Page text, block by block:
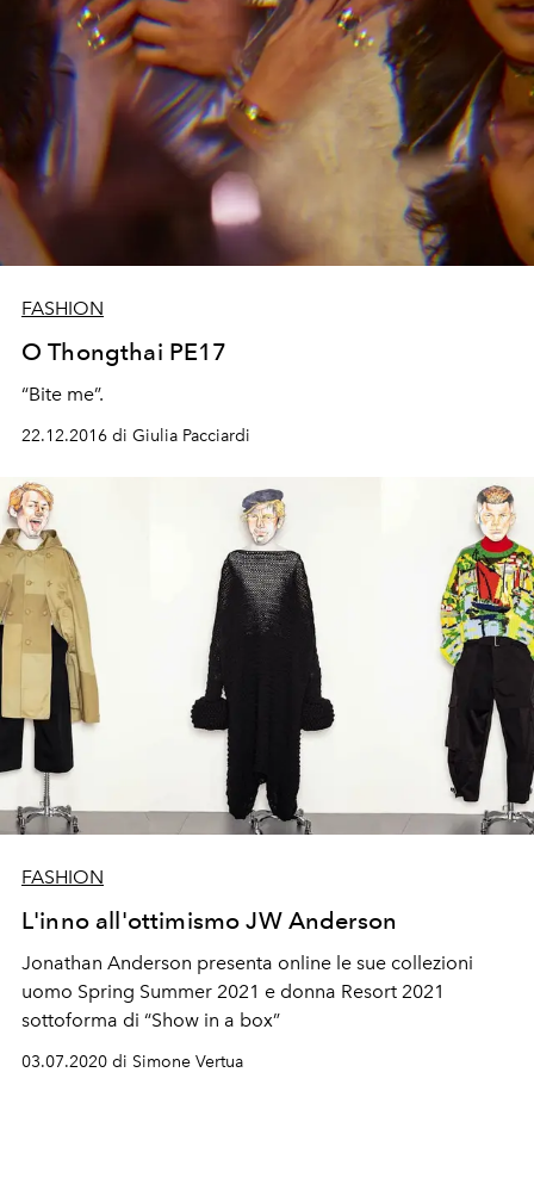
FASHION
O Thongthai PE17
“Bite me”.
22.12.2016 di Giulia Pacciardi
FASHION
L'inno all'ottimismo JW Anderson
Jonathan Anderson presenta online le sue collezioni
uomo Spring Summer 2021 e donna Resort 2021
sottoforma di “Show in a box”
03.07.2020 di Simone Vertua